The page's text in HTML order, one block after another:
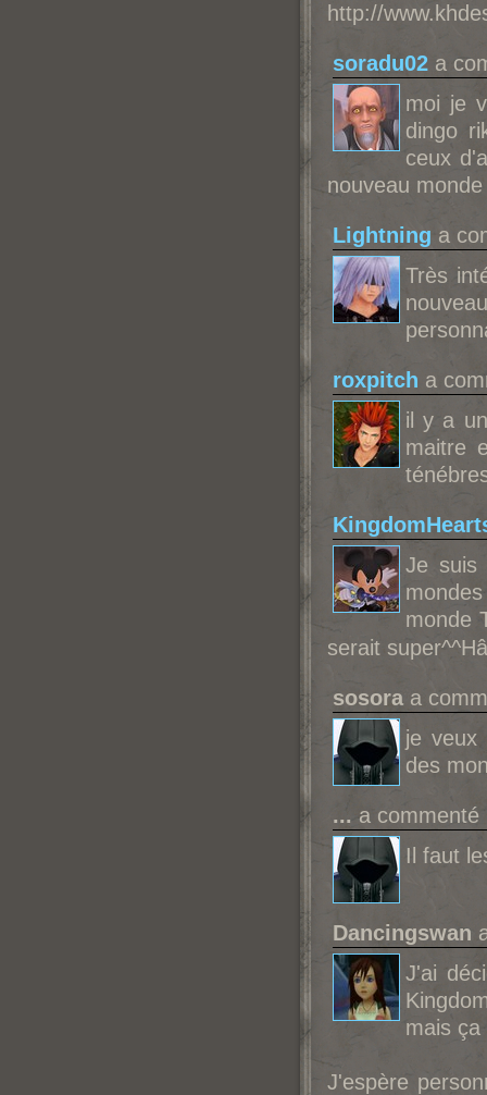
http://
soradu02 a
moi je
dingo
ceux
nouveau
Lightning a
Très
roxpitch a
il y a
maitre
Je suis
monde
serait
sosora a
je veux
des
... a commenté
Il faut
Dancingswan
J'ai
mais
J'espère